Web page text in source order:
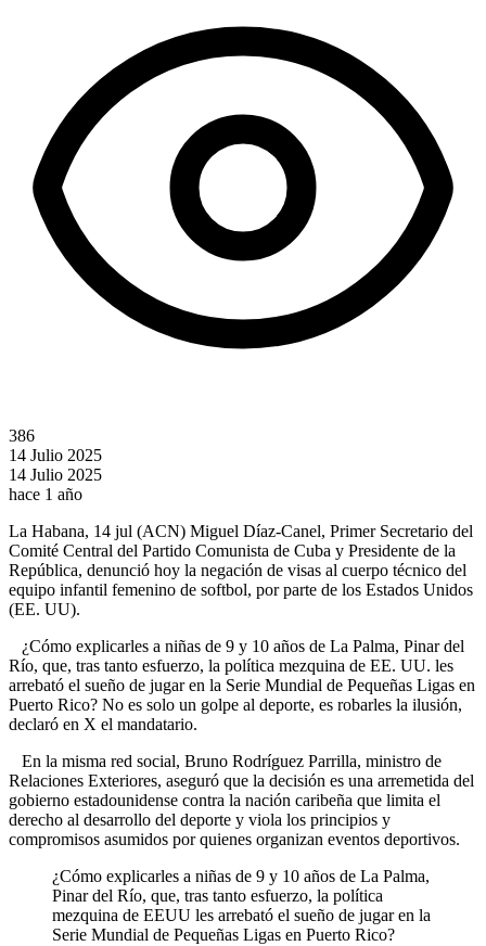
386
14 Julio 2025
14 Julio 2025
hace 1 año
La Habana, 14 jul (ACN) Miguel Díaz-Canel, Primer Secretario del
Comité Central del Partido Comunista de Cuba y Presidente de la
República, denunció hoy la negación de visas al cuerpo técnico del
equipo infantil femenino de softbol, por parte de los Estados Unidos
(EE. UU).
¿Cómo explicarles a niñas de 9 y 10 años de La Palma, Pinar del
Río, que, tras tanto esfuerzo, la política mezquina de EE. UU. les
arrebató el sueño de jugar en la Serie Mundial de Pequeñas Ligas en
Puerto Rico? No es solo un golpe al deporte, es robarles la ilusión,
declaró en X el mandatario.
En la misma red social, Bruno Rodríguez Parrilla, ministro de
Relaciones Exteriores, aseguró que la decisión es una arremetida del
gobierno estadounidense contra la nación caribeña que limita el
derecho al desarrollo del deporte y viola los principios y
compromisos asumidos por quienes organizan eventos deportivos.
¿Cómo explicarles a niñas de 9 y 10 años de La Palma,
Pinar del Río, que, tras tanto esfuerzo, la política
mezquina de EEUU les arrebató el sueño de jugar en la
Serie Mundial de Pequeñas Ligas en Puerto Rico?